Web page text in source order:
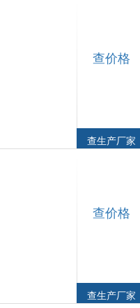
查价格
查生产厂家
查价格
查生产厂家